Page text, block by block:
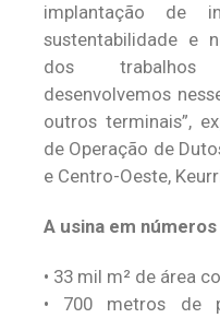
implantação de
sustentabilidade e
dos trabalhos
desenvolvemos
outros terminais”,
de Operação de
e Centro-Oeste,
A usina em números
• 33 mil m² de área
• 700 metros de